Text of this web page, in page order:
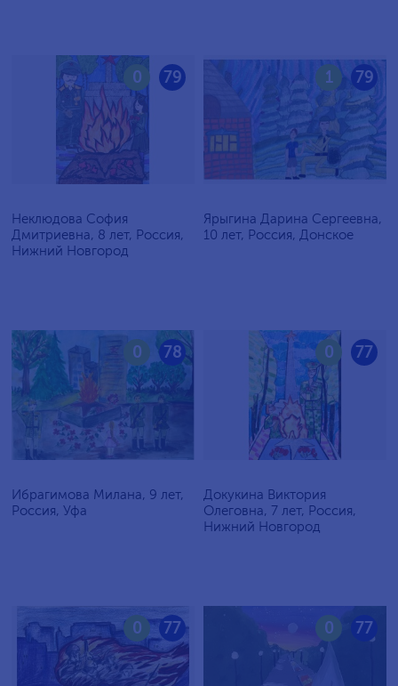
79
0
Неклюдова София
Дмитриевна, 8 лет, Россия,
Нижний Новгород
79
1
Ярыгина Дарина Сергеевна,
10 лет, Россия, Донское
78
0
Ибрагимова Милана, 9 лет,
Россия, Уфа
77
0
Докукина Виктория
Олеговна, 7 лет, Россия,
Нижний Новгород
77
0 77
0